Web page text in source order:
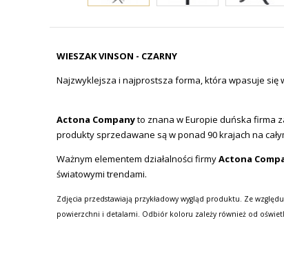
WIESZAK VINSON - CZARNY
Najzwyklejsza i najprostsza forma, która wpasuje się
Actona Companyto znana w Europie duńska firma
produkty sprzedawane są w ponad 90 krajach na
Ważnym elementem działalności firmyActona
światowymi trendami.
Zdjęcia przedstawiają przykładowy wygląd produktu. Ze
powierzchni i detalami. Odbiór koloru zależy również od